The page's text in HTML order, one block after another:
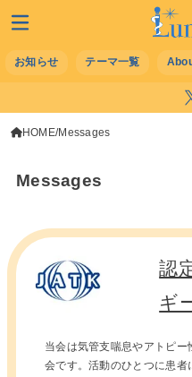
お知らせ テーマ一覧
HOME Messages
Messages
認
ギ
当会は気管支喘息やアトピ
会です。活動のひとつに患